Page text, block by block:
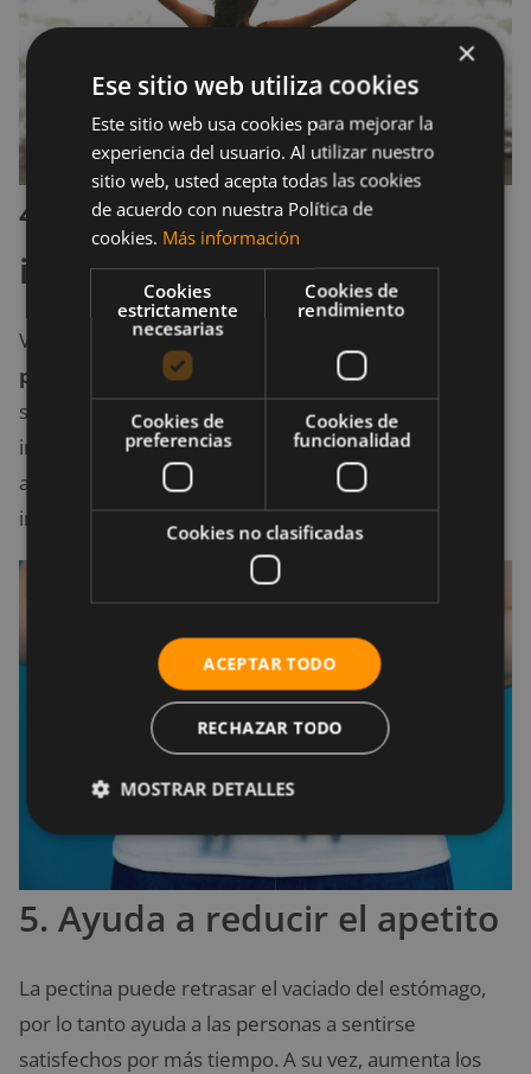
4. Ayuda a mejorar la salud
intestinal
Varios estudios de probeta realizados indican que
pectina tiene beneficios prebióticos
significa que puede nutrir y aumentar las bacterias
intestinales beneficiosas. Esto incluye bacterias
antiinflamatorias que apoyan la mejora de la salud
intestinal. (Espinoza et al., 2018).
5. Ayuda a reducir el apetito
La pectina puede retrasar el vaciado del estómago,
por lo tanto ayuda a las personas a sentirse
satisfechos por más tiempo. A su vez, aumenta los
×
Ese sitio web utiliza cookies
Este sitio web usa cookies para mejorar la
experiencia del usuario. Al utilizar nuestro
sitio web, usted acepta todas las cookies
de acuerdo con nuestra Política de
cookies. Más información
Cookies
estrictamente
necesarias
Cookies de
rendimiento
Cookies de
preferencias
Cookies de
funcionalidad
Cookies no clasificadas
ACEPTAR TODO
RECHAZAR TODO
MOSTRAR DETALLES